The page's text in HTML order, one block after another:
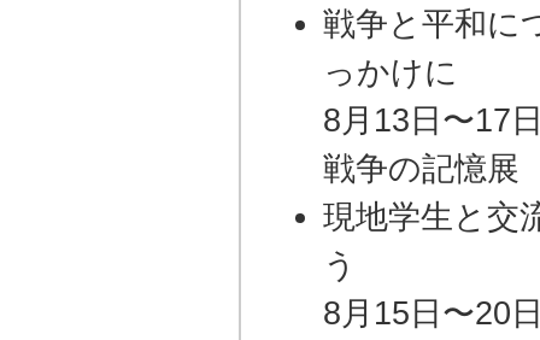
戦争と平和に
っかけに
8月13日〜17
戦争の記憶展
現地学生と交
う
8月15日〜20